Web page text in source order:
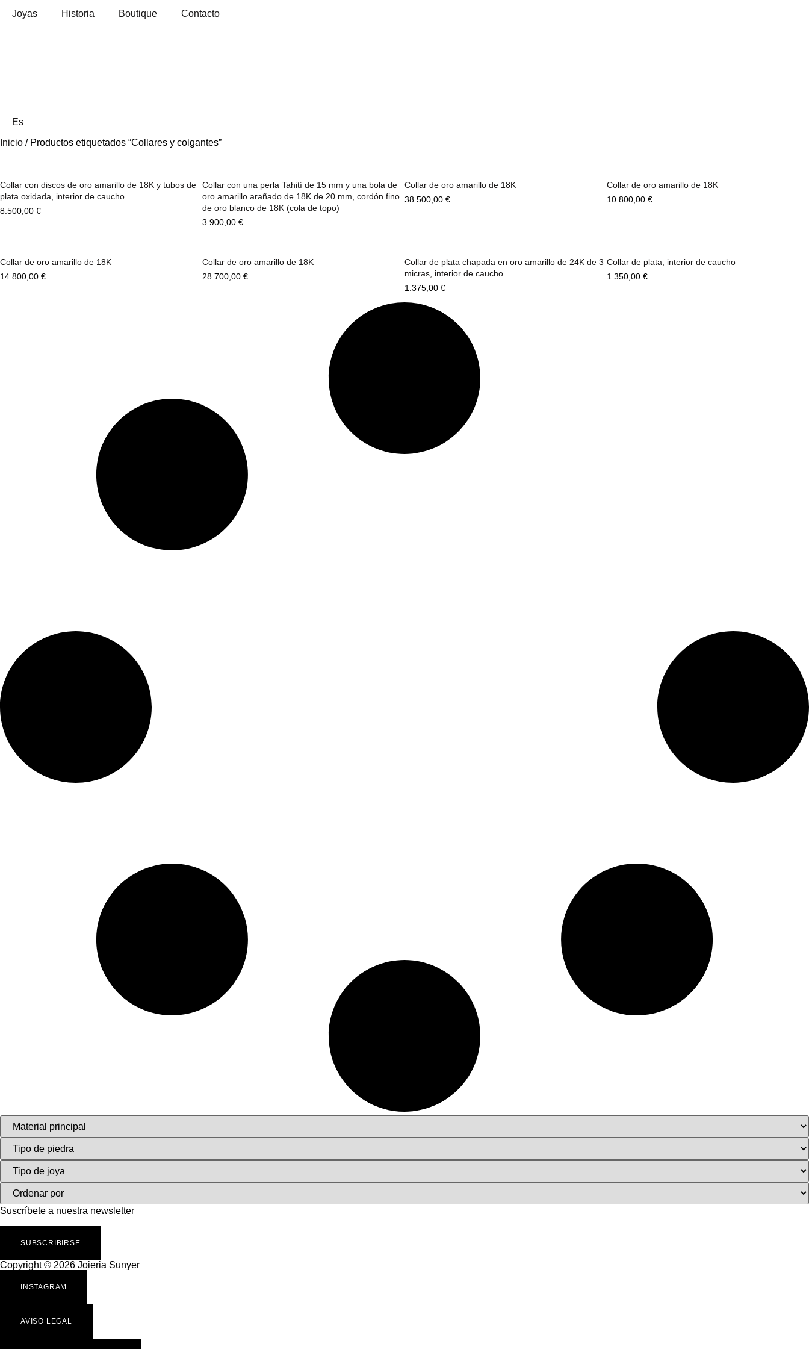
Joyas Historia Boutique Contacto
Es
Inicio / Productos etiquetados “Collares y colgantes”
Collar con discos de oro amarillo de 18K y tubos de
plata oxidada, interior de caucho
8.500,00 €
Collar con una perla Tahití de 15 mm y una bola de
oro amarillo arañado de 18K de 20 mm, cordón fino
de oro blanco de 18K (cola de topo)
3.900,00 €
Collar de oro amarillo de 18K
38.500,00 €
Collar de oro amarillo de 18K
10.800,00 €
Collar de oro amarillo de 18K
14.800,00 €
Collar de oro amarillo de 18K
28.700,00 €
Collar de plata chapada en oro amarillo de 24K de 3
micras, interior de caucho
1.375,00 €
Collar de plata, interior de caucho
1.350,00 €
Suscríbete a nuestra newsletter
SUBSCRIBIRSE
Copyright © 2026 Joieria Sunyer
INSTAGRAM
AVISO LEGAL